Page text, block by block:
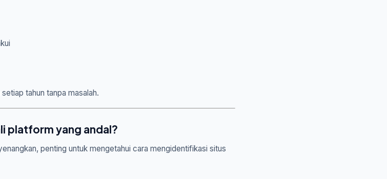
tahun tanpa masalah.
platform yang andal?
penting untuk mengetahui cara mengidentifikasi situs